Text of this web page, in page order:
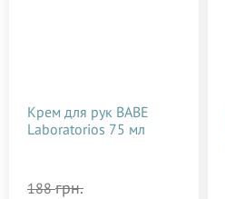
Крем для рук BABE
Laboratorios 75 мл
188грн.